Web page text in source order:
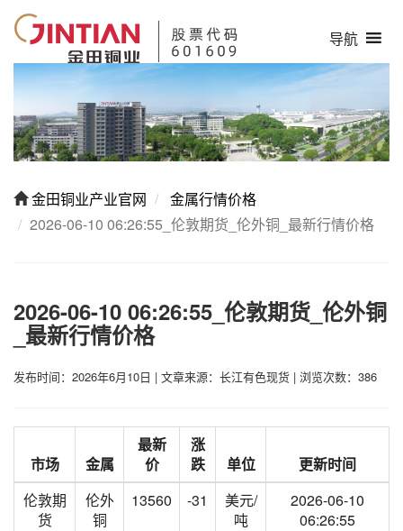
导航
金田铜业产业官网
金属行情价格
2026-06-10 06:26:55_伦敦期货_伦外铜_最新行情价格
2026-06-10 06:26:55_伦敦期货_伦外铜
_最新行情价格
发布时间：2026年6月10日 | 文章来源：长江有色现货 | 浏览次数：386
市场 金属
最新
价
涨
跌
单位
更新时间
伦敦期
货
伦外
铜
13560 -31
美元/
吨
2026-06-10
06:26:55